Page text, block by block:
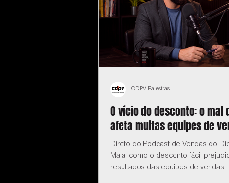
O vício do desconto: o mal
afeta muitas equipes de
Direto do Podcast de Vendas do
Maia: como o desconto fácil
resultados das equipes de vendas.
CDPV Palestras